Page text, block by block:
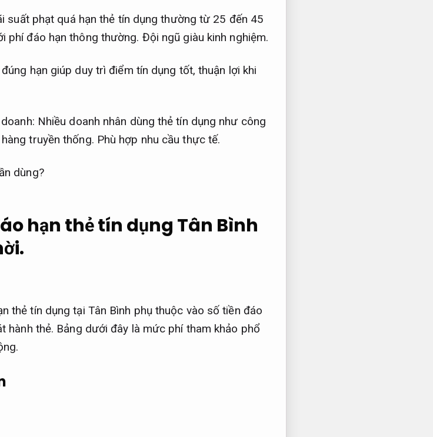
suất phạt quá hạn thẻ tín dụng thường từ 25 đến 45
phí đáo hạn thông thường. Đội ngũ giàu kinh nghiệm.
hạn giúp duy trì điểm tín dụng tốt, thuận lợi khi
Nhiều doanh nhân dùng thẻ tín dụng như công
truyền thống. Phù hợp nhu cầu thực tế.
hạn thẻ tín dụng Tân Bình
thẻ tín dụng tại Tân Bình phụ thuộc vào số tiền đáo
hành thẻ. Bảng dưới đây là mức phí tham khảo phổ